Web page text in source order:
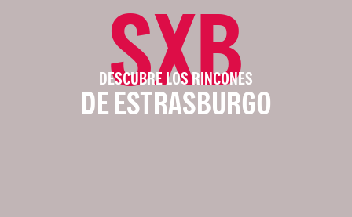
SXB
DESCUBRE LOS RINCONES
DE ESTRASBURGO